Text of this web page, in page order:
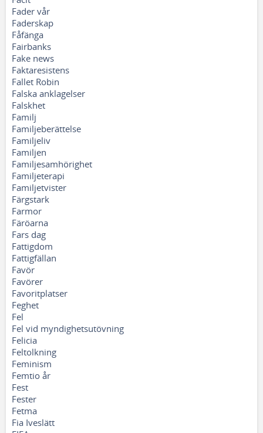
Fader vår
Faderskap
Fåfänga
Fairbanks
Fake news
Faktaresistens
Fallet Robin
Falska anklagelser
Falskhet
Familj
Familjeberättelse
Familjeliv
Familjen
Familjesamhörighet
Familjeterapi
Familjetvister
Färgstark
Farmor
Färöarna
Fars dag
Fattigdom
Fattigfällan
Favör
Favörer
Favoritplatser
Feghet
Fel
Fel vid myndighetsutövning
Felicia
Feltolkning
Feminism
Femtio år
Fest
Fester
Fetma
Fia Iveslätt